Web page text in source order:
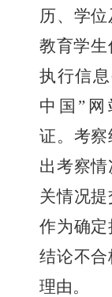
历、学
教育学生
执行信
中国 ” 网
证。考
出考察
关情况提
作为确
结论不
理由。